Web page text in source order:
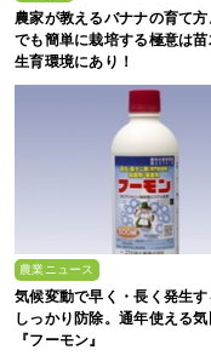
農家が教えるバナナの育て
でも簡単に栽培する極意は苗
生育環境にあり！
農業ニュース
気候変動で早く・長く発生
しっかり防除。通年使える気
『フーモン』